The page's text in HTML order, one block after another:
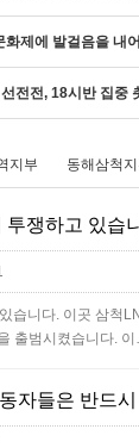
제에 발걸음을 내
전전, 18시반 집중
지부 동해삼척
쟁하고 있습
습니다. 이곳 삼척
출범시켰습니다.
자들은 반드